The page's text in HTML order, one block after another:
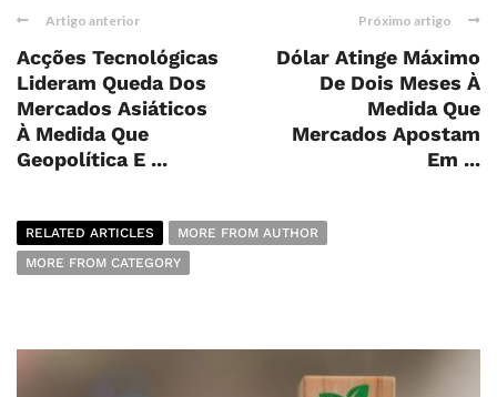
Artigo anterior
Acções Tecnológicas
Lideram Queda Dos
Mercados Asiáticos
À Medida Que
Geopolítica E ...
Próximo artigo
Dólar Atinge Máximo
De Dois Meses À
Medida Que
Mercados Apostam
Em ...
RELATED ARTICLES
MORE FROM AUTHOR
MORE FROM CATEGORY